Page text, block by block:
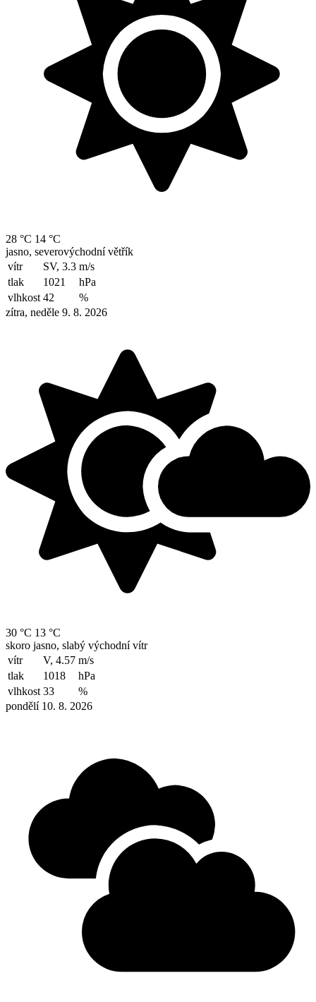
28 °C 14 °C
jasno, severovýchodní větřík
vítr
SV, 3.3 m/s
tlak
1021
hPa
vlhkost 42
%
zítra, neděle 9. 8. 2026
30 °C 13 °C
skoro jasno, slabý východní vítr
vítr
V, 4.57 m/s
tlak
1018
hPa
vlhkost 33
%
pondělí 10. 8. 2026